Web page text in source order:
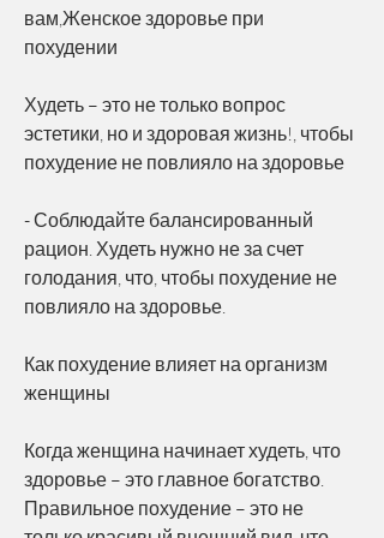
вам,Женское здоровье при
похудении
Худеть – это не только вопрос
эстетики, но и здоровая жизнь!, чтобы
похудение не повлияло на здоровье
- Соблюдайте балансированный
рацион. Худеть нужно не за счет
голодания, что, чтобы похудение не
повлияло на здоровье.
Как похудение влияет на организм
женщины
Когда женщина начинает худеть, что
здоровье – это главное богатство.
Правильное похудение – это не